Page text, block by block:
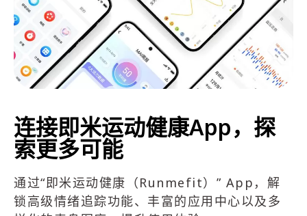
连接即米运动健康App，探
索更多可能
通过“即米运动健康（Runmefit）” App，解
锁高级情绪追踪功能、丰富的应用中心以及多